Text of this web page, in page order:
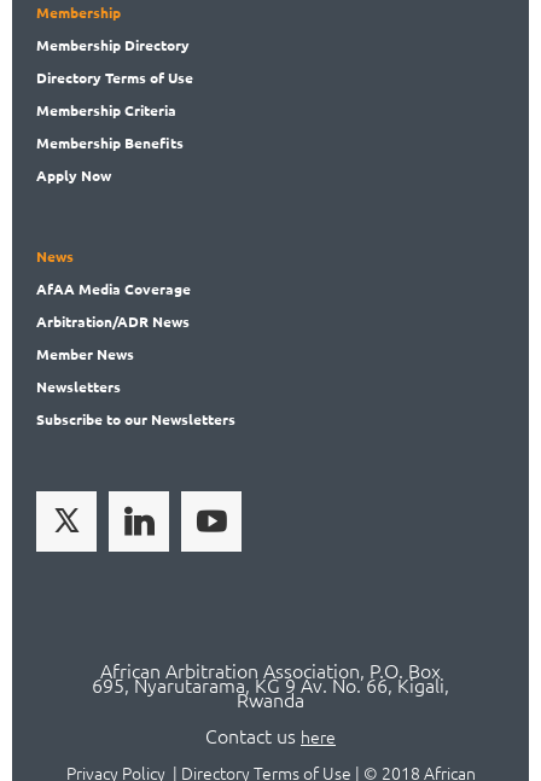
Membership
Membership Directory
DirectoryTerms of Use
MembershipCriteria
Membership Benefits
Apply Now
News
AfAA Media Coverage
Arbitration/ADR News
Member News
Newsletters
Subscribeto our Newsletters
African Arbitration Association, P.O. Box
695, Nyarutarama, KG 9 Av. No. 66, Kigali,
Rwanda
Contact us here
Privacy Policy| Directory Terms of Use | © 2018 African